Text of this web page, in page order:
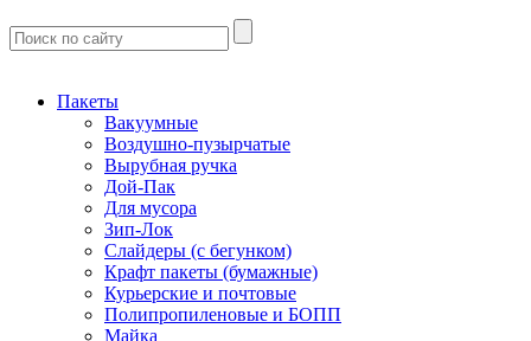
Пакеты
Вакуумные
Воздушно-пузырчатые
Вырубная ручка
Дой-Пак
Для мусора
Зип-Лок
Слайдеры (с бегунком)
Крафт пакеты (бумажные)
Курьерские и почтовые
Полипропиленовые и БОПП
Майка